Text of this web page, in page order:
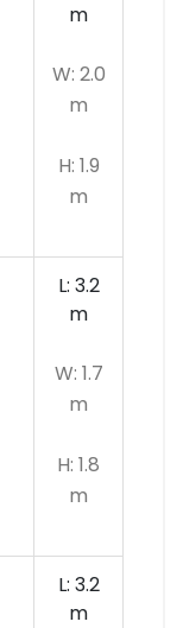
m
W: 2.0
m
H: 1.9
m
L: 3.2
m
W: 1.7
m
H: 1.8
m
L: 3.2
m